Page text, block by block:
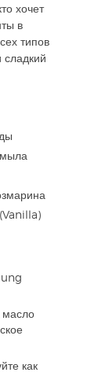
хочет
в
типов
сладкий
мыла
(Vanilla)
масло
как